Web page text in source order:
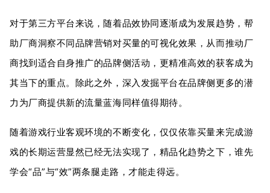
对于第三方平台来说，随着品效协同逐渐成为发展趋势，帮
助厂商洞察不同品牌营销对买量的可视化效果，从而推动厂
商找到适合自身推广的品牌侧活动，更精准高效的获客成为
其当下的重点。除此之外，深入发掘平台在品牌侧更多的潜
力为厂商提供新的流量蓝海同样值得期待。
随着游戏行业客观环境的不断变化，仅仅依靠买量来完成游
戏的长期运营显然已经无法实现了，精品化趋势之下，谁先
学会“品”与“效”两条腿走路，才能走得远。